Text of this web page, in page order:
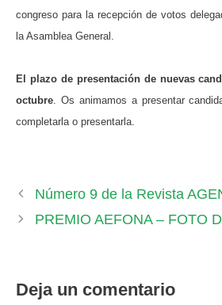
congreso para la recepción de votos
la Asamblea General.
El plazo de presentación de nuevas
octubre. Os animamos a presentar
completarla o presentarla.
Número 9 de la Revista
PREMIO AEFONA – FOTO
Deja un comentario